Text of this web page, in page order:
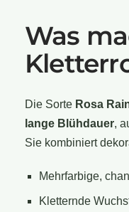
Was
Die Sorte Rosa
lange Blühdauer,
Sie kombiniert
Mehrfarbige,
Kletternde